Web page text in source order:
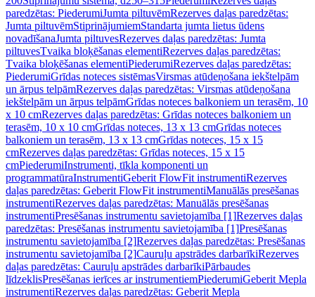
paredzētas: PiederumiJumta piltuvēmRezerves daļas paredzētas:
Jumta piltuvēmStiprinājumiemStandarta jumta lietus ūdens
novadīšanaJumta piltuvesRezerves daļas paredzētas: Jumta
piltuvesTvaika bloķēšanas elementiRezerves daļas paredzētas:
Tvaika bloķēšanas elementiPiederumiRezerves daļas paredzētas:
PiederumiGrīdas noteces sistēmasVirsmas atūdeņošana iekštelpām
un ārpus telpāmRezerves daļas paredzētas: Virsmas atūdeņošana
iekštelpām un ārpus telpāmGrīdas noteces balkoniem un terasēm, 10
x 10 cmRezerves daļas paredzētas: Grīdas noteces balkoniem un
terasēm, 10 x 10 cmGrīdas noteces, 13 x 13 cmGrīdas noteces
balkoniem un terasēm, 13 x 13 cmGrīdas noteces, 15 x 15
cmRezerves daļas paredzētas: Grīdas noteces, 15 x 15
cmPiederumiInstrumenti, tīkla komponenti un
programmatūraInstrumentiGeberit FlowFit instrumentiRezerves
daļas paredzētas: Geberit FlowFit instrumentiManuālās presēšanas
instrumentiRezerves daļas paredzētas: Manuālās presēšanas
instrumentiPresēšanas instrumentu savietojamība [1]Rezerves daļas
paredzētas: Presēšanas instrumentu savietojamība [1]Presēšanas
instrumentu savietojamība [2]Rezerves daļas paredzētas: Presēšanas
instrumentu savietojamība [2]Cauruļu apstrādes darbarīkiRezerves
daļas paredzētas: Cauruļu apstrādes darbarīkiPārbaudes
līdzeklisPresēšanas ierīces ar instrumentiemPiederumiGeberit Mepla
instrumentiRezerves daļas paredzētas: Geberit Mepla